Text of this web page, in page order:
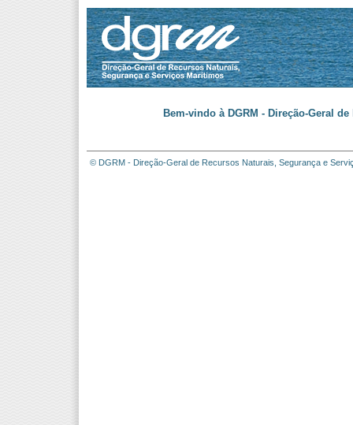
Bem-vindo à DGRM - Direção-Geral
© DGRM - Direção-Geral de Recursos Naturais, Segurança e